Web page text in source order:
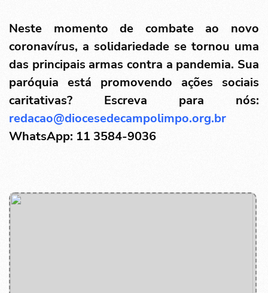
Neste momento de combate ao novo
coronavírus, a solidariedade se tornou uma
das principais armas contra a pandemia. Sua
paróquia está promovendo ações sociais
caritativas? Escreva para nós:
redacao@diocesedecampolimpo.org.br
WhatsApp: 11 3584-9036